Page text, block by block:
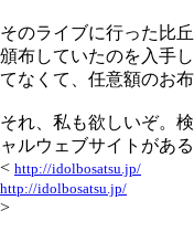
そのライブに行った比
頒布していたのを入手
てなくて、任意額のお
それ、私も欲しいぞ。
ャルウェブサイトがある
< http://idolbosatsu.jp/
http://idolbosatsu.jp/
>